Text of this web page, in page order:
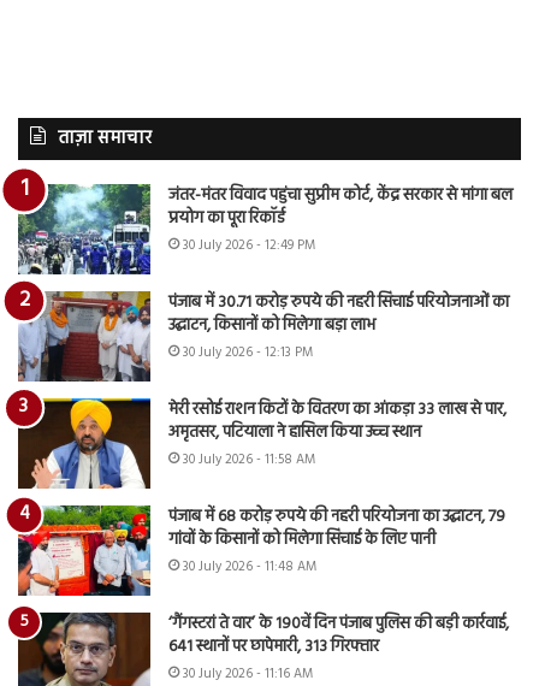
ताज़ा समाचार
जंतर-मंतर विवाद पहुंचा सुप्रीम कोर्ट, केंद्र सरकार से मांगा बल
प्रयोग का पूरा रिकॉर्ड
30 July 2026 - 12:49 PM
पंजाब में 30.71 करोड़ रुपये की नहरी सिंचाई परियोजनाओं का
उद्घाटन, किसानों को मिलेगा बड़ा लाभ
30 July 2026 - 12:13 PM
मेरी रसोई राशन किटों के वितरण का आंकड़ा 33 लाख से पार,
अमृतसर, पटियाला ने हासिल किया उच्च स्थान
30 July 2026 - 11:58 AM
पंजाब में 68 करोड़ रुपये की नहरी परियोजना का उद्घाटन, 79
गांवों के किसानों को मिलेगा सिंचाई के लिए पानी
30 July 2026 - 11:48 AM
‘गैंगस्टरां ते वार’ के 190वें दिन पंजाब पुलिस की बड़ी कार्रवाई,
641 स्थानों पर छापेमारी, 313 गिरफ्तार
30 July 2026 - 11:16 AM